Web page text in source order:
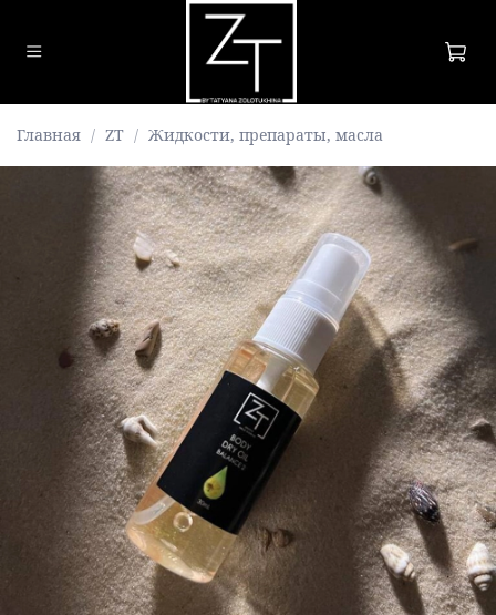
Главная ZT Жидкости, препараты, масла